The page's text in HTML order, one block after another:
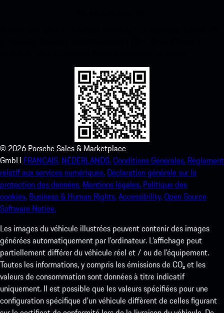
© 2026 Porsche Sales & Marketplace
GmbH FRANCAIS. NEDERLANDS.Conditions Générales. Règlement
relatif aux services numériques. Déclaration générale sur la
protection des données. Mentions légales. Politique des
cookies. Business & Human Rights.Accessibility.Open Source
Software Notice.
Les images du véhicule illustrées peuvent contenir des images
générées automatiquement par l’ordinateur. L’affichage peut
partiellement différer du véhicule réel et / ou de l’équipement.
Toutes les informations, y compris les émissions de CO₂ et les
valeurs de consommation sont données à titre indicatif
uniquement. Il est possible que les valeurs spécifiées pour une
configuration spécifique d'un véhicule diffèrent de celles figurant